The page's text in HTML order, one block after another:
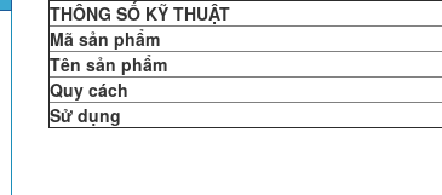
THÔNG SỐ KỸ THUẬT
Mã sản phẩm
Tên sản phẩm
Quy cách
Sử dụng